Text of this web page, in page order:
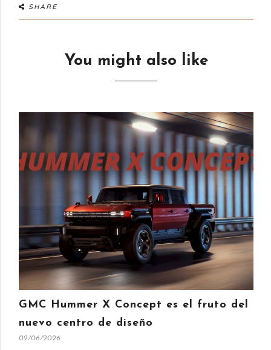
SHARE
You might also like
GMC Hummer X Concept es el fruto del
nuevo centro de diseño
02/06/2026